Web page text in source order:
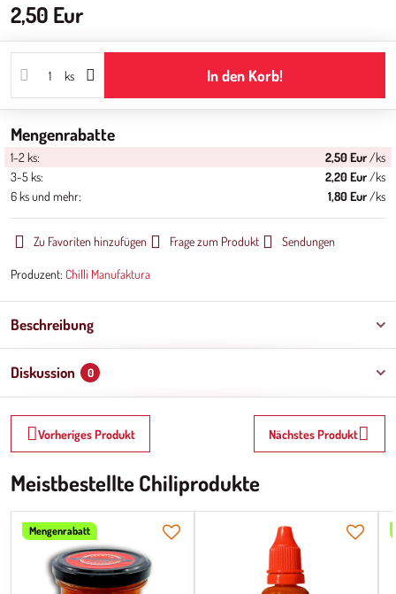
2,50 Eur
ks In den Korb!
Mengenrabatte
1-2 ks: 2,50 Eur /ks
3-5ks: 2,20 Eur /ks
6ksund mehr: 1,80 Eur /ks
Zu Favoriten hinzufügen Frage zum Produkt Sendungen
Produzent: Chilli Manufaktura
Beschreibung
Diskussion 0
Vorheriges Produkt Nächstes Produkt
Meistbestellte Chiliprodukte
Mengenrabatt